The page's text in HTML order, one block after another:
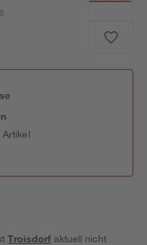
Artikel
Troisdorfaktuell nicht